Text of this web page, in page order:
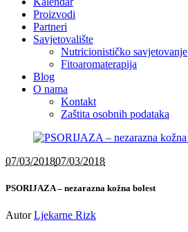
Proizvodi
Partneri
Savjetovalište
Nutricionističko savjetovanje
Fitoaromaterapija
Blog
O nama
Kontakt
Zaštita osobnih podataka
07/03/201807/03/2018
PSORIJAZA – nezarazna kožna bolest
AutorLjekarne Rizk